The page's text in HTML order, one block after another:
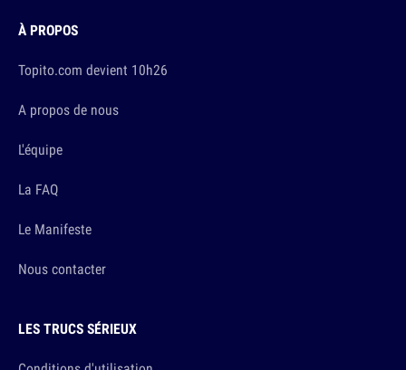
À PROPOS
Topito.com devient 10h26
A propos de nous
L'équipe
La FAQ
Le Manifeste
Nous contacter
LES TRUCS SÉRIEUX